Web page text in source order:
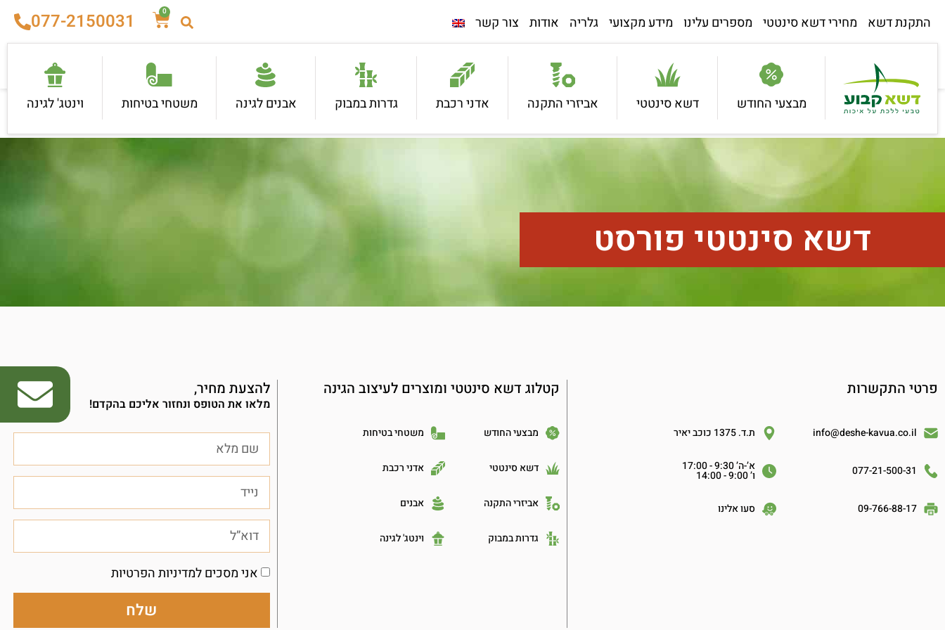
התקנת דשא מחירי דשא סינטטי מספרים עלינו מידע מקצועי גלריה אודות צור קשר
0
077-2150031
מבצעי החודש דשא סינטטי אביזרי התקנה אדני רכבת גדרות במבוק אבנים לגינה משטחי בטיחות וינטג' לגינה
דשא סינטטי פורסט
פרטי התקשרות
info@deshe-kavua.co.il ת.ד. 1375 כוכב יאיר
077-21-500-31 א’-ה’ 9:30 - 17:00
ו’ 9:00 - 14:00
09-766-88-17 סעו אלינו
קטלוג דשא סינטטי ומוצרים לעיצוב הגינה
מבצעי החודש משטחי בטיחות
דשא סינטטי אדני רכבת
אביזרי התקנה אבנים
גדרות במבוק וינטג' לגינה
להצעת מחיר,
מלאו את הטופס ונחזור אליכם בהקדם!
אני מסכים למדיניות הפרטיות
שלח